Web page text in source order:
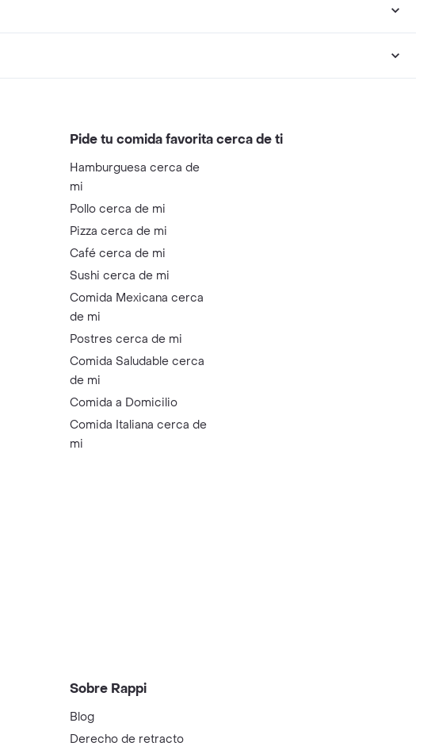
Pide tu comida favorita cerca de ti
Hamburguesa cerca de
mi
Pollo cerca de mi
Pizza cerca de mi
Café cerca de mi
Sushi cerca de mi
Comida Mexicana cerca
de mi
Postres cerca de mi
Comida Saludable cerca
de mi
Comida a Domicilio
Comida Italiana cerca de
mi
Sobre Rappi
Blog
Derecho de retracto